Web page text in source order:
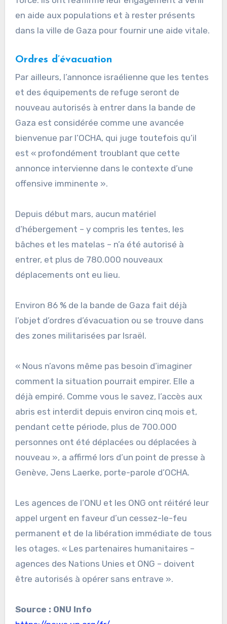
en aide aux populations et à rester présents
dans la ville de Gaza pour fournir une aide vitale.
Ordres d’évacuation
Par ailleurs, l’annonce israélienne que les tentes
et des équipements de refuge seront de
nouveau autorisés à entrer dans la bande de
Gaza est considérée comme une avancée
bienvenue par l’OCHA, qui juge toutefois qu’il
est « profondément troublant que cette
annonce intervienne dans le contexte d’une
offensive imminente ».
Depuis début mars, aucun matériel
d’hébergement – y compris les tentes, les
bâches et les matelas – n’a été autorisé à
entrer, et plus de 780.000 nouveaux
déplacements ont eu lieu.
Environ 86 % de la bande de Gaza fait déjà
l’objet d’ordres d’évacuation ou se trouve dans
des zones militarisées par Israël.
« Nous n’avons même pas besoin d’imaginer
comment la situation pourrait empirer. Elle a
déjà empiré. Comme vous le savez, l’accès aux
abris est interdit depuis environ cinq mois et,
pendant cette période, plus de 700.000
personnes ont été déplacées ou déplacées à
nouveau », a affirmé lors d’un point de presse à
Genève, Jens Laerke, porte-parole d’OCHA.
Les agences de l’ONU et les ONG ont réitéré leur
appel urgent en faveur d’un cessez-le-feu
permanent et de la libération immédiate de tous
les otages. « Les partenaires humanitaires –
agences des Nations Unies et ONG – doivent
être autorisés à opérer sans entrave ».
Source : ONU Info